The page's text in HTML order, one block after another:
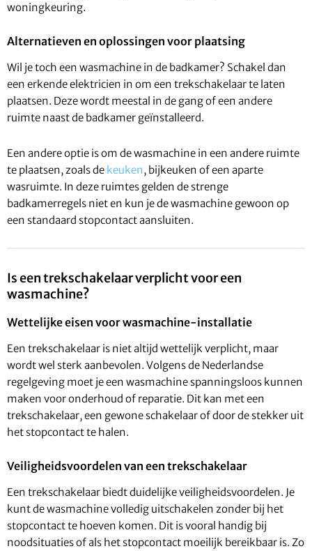
woningkeuring.
Alternatieven en oplossingen voor plaatsing
Wil je toch een wasmachine in de badkamer? Schakel dan
een erkende elektricien in om een trekschakelaar te laten
plaatsen. Deze wordt meestal in de gang of een andere
ruimte naast de badkamer geïnstalleerd.
Een andere optie is om de wasmachine in een andere ruimte
te plaatsen, zoals de keuken, bijkeuken of een aparte
wasruimte. In deze ruimtes gelden de strenge
badkamerregels niet en kun je de wasmachine gewoon op
een standaard stopcontact aansluiten.
Is een trekschakelaar verplicht voor een
wasmachine?
Wettelijke eisen voor wasmachine-installatie
Een trekschakelaar is niet altijd wettelijk verplicht, maar
wordt wel sterk aanbevolen. Volgens de Nederlandse
regelgeving moet je een wasmachine spanningsloos kunnen
maken voor onderhoud of reparatie. Dit kan met een
trekschakelaar, een gewone schakelaar of door de stekker uit
het stopcontact te halen.
Veiligheidsvoordelen van een trekschakelaar
Een trekschakelaar biedt duidelijke veiligheidsvoordelen. Je
kunt de wasmachine volledig uitschakelen zonder bij het
stopcontact te hoeven komen. Dit is vooral handig bij
noodsituaties of als het stopcontact moeilijk bereikbaar is. Zo